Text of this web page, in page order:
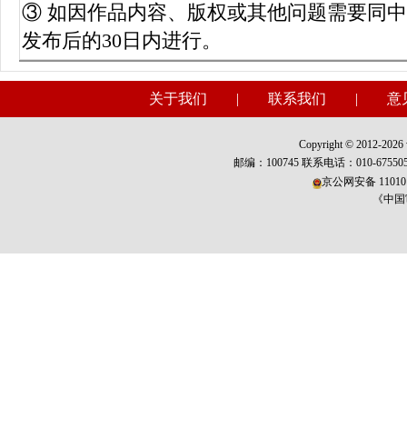
③ 如因作品内容、版权或其他问题需要同
发布后的30日内进行。
关于我们 | 联系我们 | 意
Copyright © 2012-2026
邮编：100745 联系电话：010-
京公网安备
《中